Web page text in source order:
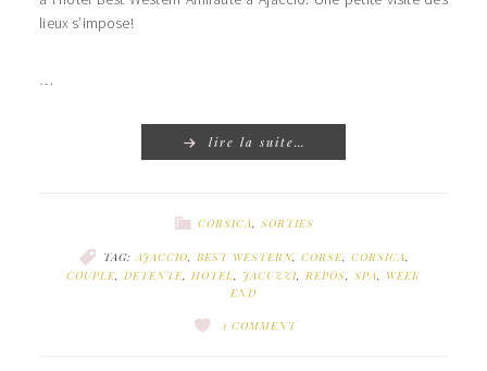
lieux s’impose!
…
lire la suite…
CORSICA, SORTIES
TAG:AJACCIO, BEST WESTERN, CORSE, CORSICA,
COUPLE, DETENTE, HOTEL, JACUZZI, REPOS, SPA, WEEK
END
1 COMMENT